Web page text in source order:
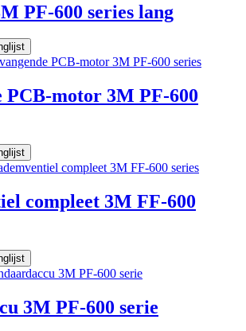
PF-600 series lang
PCB-motor 3M PF-600
compleet 3M FF-600
3M PF-600 serie